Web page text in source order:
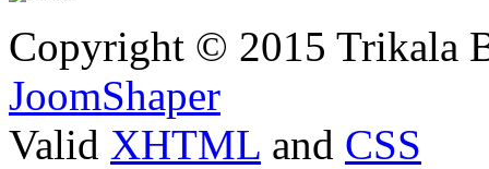
Copyright © 2015 Trikala
JoomShaper
Valid XHTML and CSS